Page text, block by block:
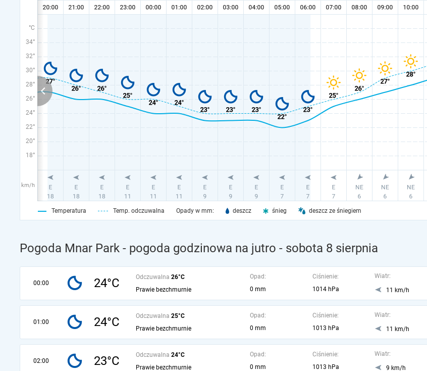
°C
34°
32°
30°
28°
26°
24°
22°
20°
18°
km/h
Temperatura Temp. odczuwalna Opady w mm: deszcz śnieg deszcz ze śniegiem
Pogoda Mnar Park - pogoda godzinowa na jutro - sobota 8 sierpnia
00:00 24°C Odczuwalna 26°C
Prawie bezchmurnie
Opad:
0 mm
Ciśnienie:
1014 hPa
Wiatr:
11 km/h
01:00 24°C Odczuwalna 25°C
Prawie bezchmurnie
Opad:
0 mm
Ciśnienie:
1013 hPa
Wiatr:
11 km/h
02:00 23°C Odczuwalna 24°C
Prawie bezchmurnie
Opad:
0 mm
Ciśnienie:
1013 hPa
Wiatr:
9 km/h